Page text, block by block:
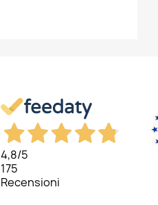
×
4,8/5
175
Recensioni